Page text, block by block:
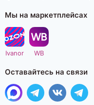
Мы на маркетплейсах
Ivanor WB
Оставайтесь на связи